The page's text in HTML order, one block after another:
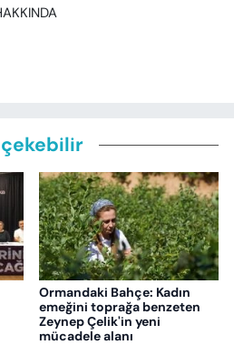
Ormandaki Bahçe: Kadın
emeğini toprağa benzeten
Zeynep Çelik'in yeni
mücadele alanı